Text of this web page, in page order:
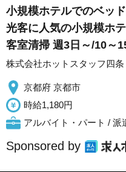
小規模ホテルでのベッ
光客に人気の小規模ホ
客室清掃 週3日～/10～
株式会社ホットスタッフ四条
京都府 京都市
時給1,180円
アルバイト・パート / 派
Sponsored by